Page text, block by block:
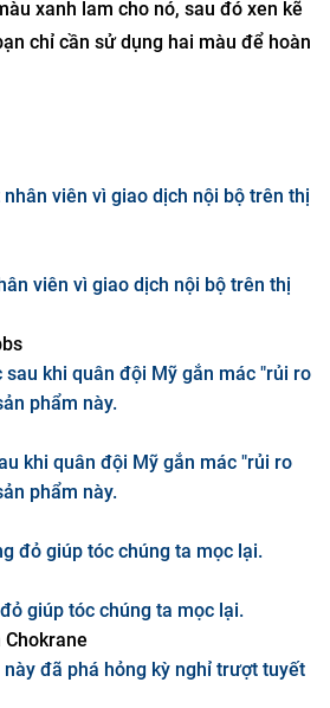
xanh lam cho nó. Sau đó, tô màu
chỉ cần sử dụng hai màu để hoàn
viên vì giao dịch nội bộ trên thị
khi quân đội Mỹ gắn mác "rủi ro
phẩm này.